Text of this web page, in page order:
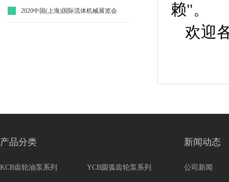
博览会
· 2020中国(上海)国际流体机械展览会
赖"。
欢迎
产品分类
KCB齿轮油泵系列 YCB圆弧齿轮泵系列
新闻动态
公司新闻